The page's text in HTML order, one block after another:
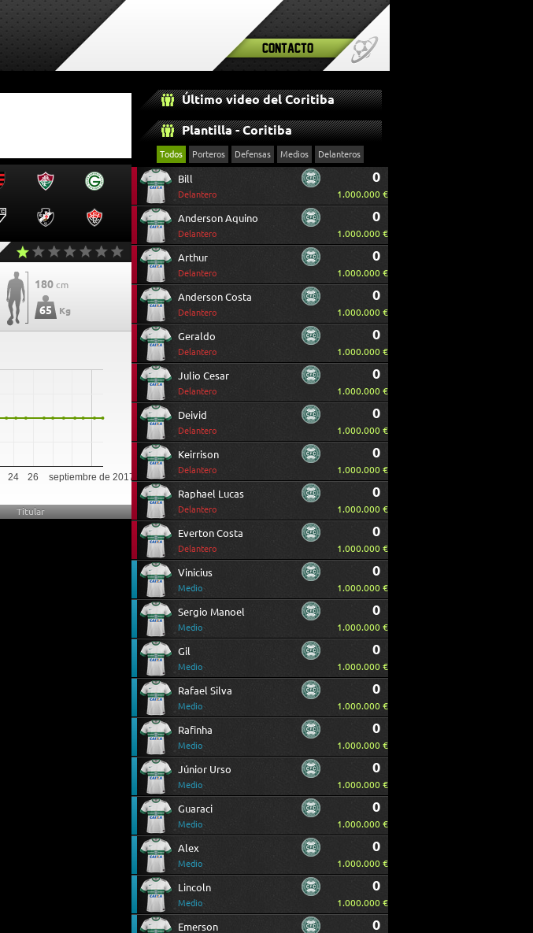
Contacto
180 cm
65 Kg
septiembre de 2017
24 26
Titular
Último video del Coritiba
Plantilla - Coritiba
Todos Porteros Defensas Medios Delanteros
Bill
Delantero
0
1.000.000 €
Anderson Aquino
Delantero
0
1.000.000 €
Arthur
Delantero
0
1.000.000 €
Anderson Costa
Delantero
0
1.000.000 €
Geraldo
Delantero
0
1.000.000 €
Julio Cesar
Delantero
0
1.000.000 €
Deivid
Delantero
0
1.000.000 €
Keirrison
Delantero
0
1.000.000 €
Raphael Lucas
Delantero
0
1.000.000 €
Everton Costa
Delantero
0
1.000.000 €
Vinicius
Medio
0
1.000.000 €
Sergio Manoel
Medio
0
1.000.000 €
Gil
Medio
0
1.000.000 €
Rafael Silva
Medio
0
1.000.000 €
Rafinha
Medio
0
1.000.000 €
Júnior Urso
Medio
0
1.000.000 €
Guaraci
Medio
0
1.000.000 €
Alex
Medio
0
1.000.000 €
Lincoln
Medio
0
1.000.000 €
Emerson 0